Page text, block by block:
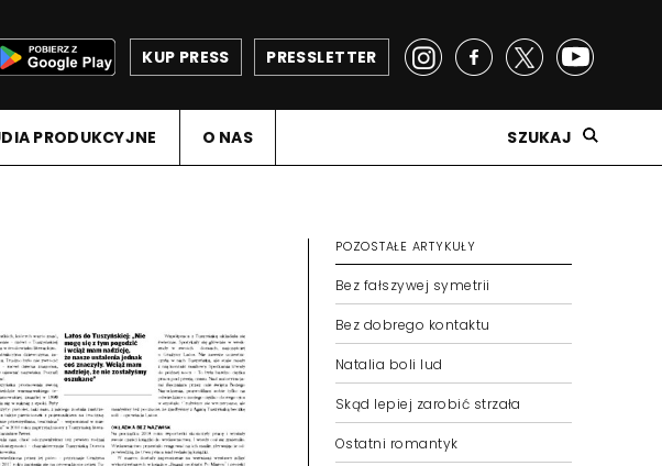
PRESSLETTER
KUP PRESS
PRODUKCYJNE O NAS SZUKAJ
POZOSTAŁE ARTYKUŁY
Bez fałszywej symetrii
Bez dobrego kontaktu
Natalia boli lud
Skąd lepiej zarobić strzała
Ostatni romantyk